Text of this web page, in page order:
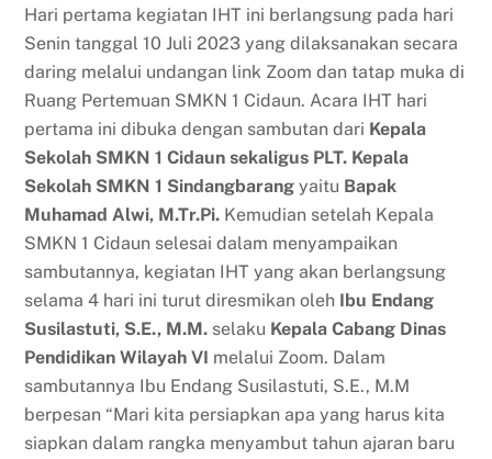
Hari pertama kegiatan IHT ini berlangsung pada hari
Senin tanggal 10 Juli 2023 yang dilaksanakan secara
daring melalui undangan link Zoom dan tatap muka di
Ruang Pertemuan SMKN 1 Cidaun. Acara IHT hari
pertama ini dibuka dengan sambutan dari Kepala
Sekolah SMKN 1 Cidaun sekaligus PLT. Kepala
Sekolah SMKN 1 Sindangbarang yaitu Bapak
Muhamad Alwi, M.Tr.Pi. Kemudian setelah Kepala
SMKN 1 Cidaun selesai dalam menyampaikan
sambutannya, kegiatan IHT yang akan berlangsung
selama 4 hari ini turut diresmikan oleh Ibu Endang
Susilastuti, S.E., M.M. selaku Kepala Cabang Dinas
Pendidikan Wilayah VI melalui Zoom. Dalam
sambutannya Ibu Endang Susilastuti, S.E., M.M
berpesan “Mari kita persiapkan apa yang harus kita
siapkan dalam rangka menyambut tahun ajaran baru